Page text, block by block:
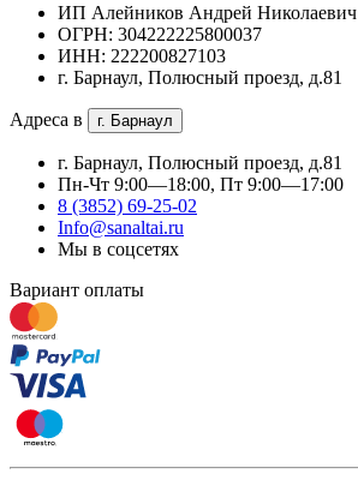
ИП Алейников Андрей Николаевич
ОГРН: 304222225800037
ИНН: 222200827103
г. Барнаул, Полюсный проезд, д.81
Адреса в г. Барнаул
г. Барнаул, Полюсный проезд, д.81
Пн-Чт 9:00—18:00, Пт 9:00—17:00
8 (3852) 69-25-02
Info@sanaltai.ru
Мы в соцсетях
Вариант оплаты